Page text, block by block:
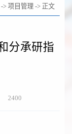
-> 项目管理 -> 正文
分承研指
2400